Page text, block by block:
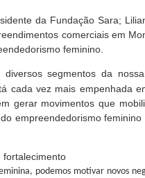
da Fundação Sara;
comerciais em
feminino.
segmentos da nossa
cada vez mais empenhada
gerar movimentos que
empreendedorismo feminino
podemos motivar novos